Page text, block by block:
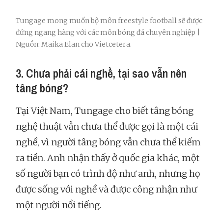
Tungage mong muốn bộ môn freestyle football sẽ được
đứng ngang hàng với các môn bóng đá chuyên nghiệp |
Nguồn: Maika Elan cho Vietcetera.
3. Chưa phải cái nghề, tại sao vẫn nên
tâng bóng?
Tại Việt Nam, Tungage cho biết tâng bóng
nghệ thuật vẫn chưa thể được gọi là một cái
nghề, vì người tâng bóng vẫn chưa thể kiếm
ra tiền. Anh nhận thấy ở quốc gia khác, một
số người bạn có trình độ như anh, nhưng họ
được sống với nghề và được công nhận như
một người nổi tiếng.